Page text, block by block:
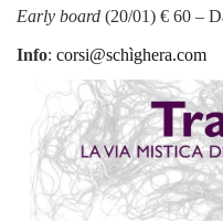
Early board (20/01) € 60 –
Info: corsi@schìghera.com